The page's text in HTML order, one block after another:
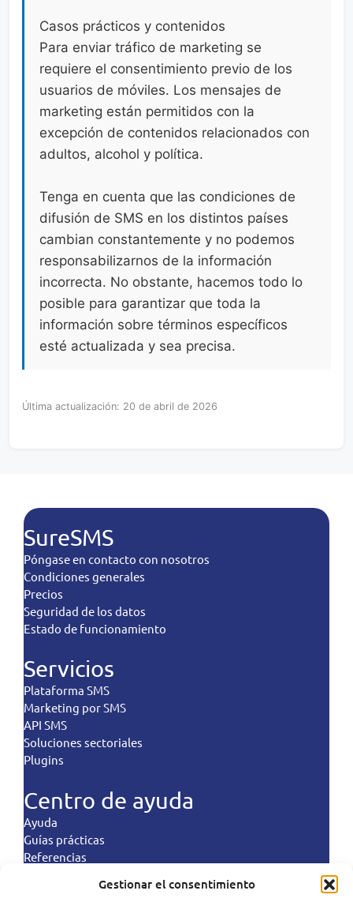
Gestionar el consentimiento
Casos prácticos y contenidos
Para enviar tráfico de marketing se
requiere el consentimiento previo de los
usuarios de móviles. Los mensajes de
marketing están permitidos con la
excepción de contenidos relacionados con
adultos, alcohol y política.
Tenga en cuenta que las condiciones de
difusión de SMS en los distintos países
cambian constantemente y no podemos
responsabilizarnos de la información
incorrecta. No obstante, hacemos todo lo
posible para garantizar que toda la
información sobre términos específicos
esté actualizada y sea precisa.
Última actualización: 20 de abril de 2026
SureSMS
Póngase en contacto con nosotros
Condiciones generales
Precios
Seguridad de los datos
Estado de funcionamiento
Servicios
Plataforma SMS
Marketing por SMS
API SMS
Soluciones sectoriales
Plugins
Centro de ayuda
Ayuda
Guías prácticas
Referencias